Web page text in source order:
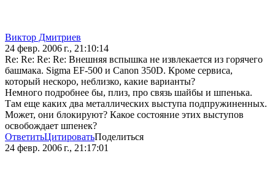
Виктор Дмитриев
24 февр. 2006 г., 21:10:14
Re: Re: Re: Re: Внешняя вспышка не извлекается из горячего
башмака. Sigma EF-500 и Canon 350D. Кроме сервиса,
который нескоро, неблизко, какие варианты?
Немного подробнее бы, плиз, про связь шайбы и шпенька.
Там еще каких два металлических выступа подпружиненных.
Может, они блокируют? Какое состояние этих выступов
освобождает шпенек?
ОтветитьЦитироватьПоделиться
24 февр. 2006 г., 21:17:01